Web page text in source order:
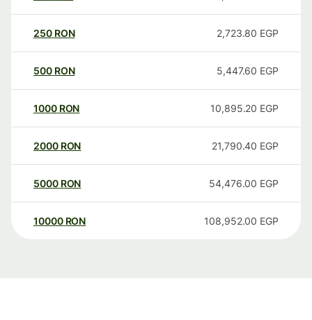
250 RON 2,723.80 EGP
500 RON 5,447.60 EGP
1000 RON 10,895.20 EGP
2000 RON 21,790.40 EGP
5000 RON 54,476.00 EGP
10000 RON 108,952.00 EGP